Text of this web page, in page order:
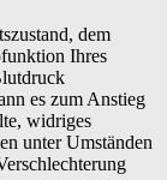
dem
Ihres
es zum Anstieg
widriges
unter Umständen